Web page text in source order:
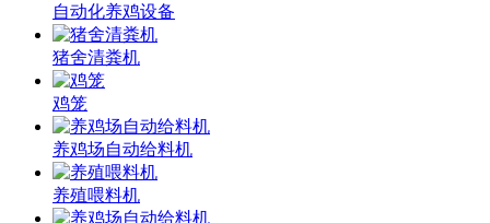
自动化养鸡设备
猪舍清粪机
鸡笼
养鸡场自动给料机
养殖喂料机